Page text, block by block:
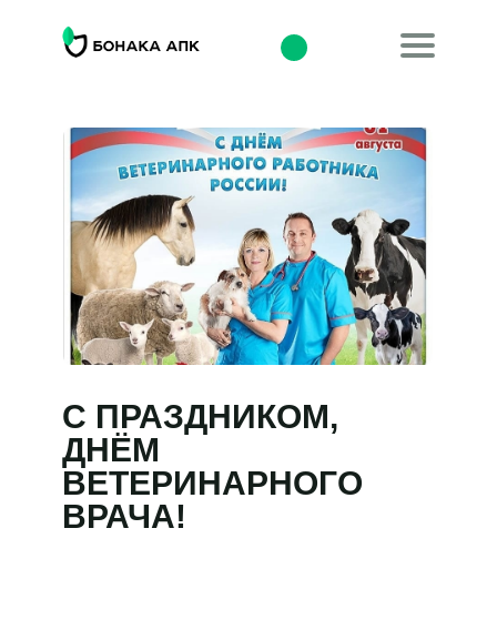
С ПРАЗДНИКОМ,
ДНЁМ
ВЕТЕРИНАРНОГО
ВРАЧА!